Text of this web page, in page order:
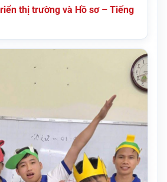
thị trường và Hồ sơ – Tiếng